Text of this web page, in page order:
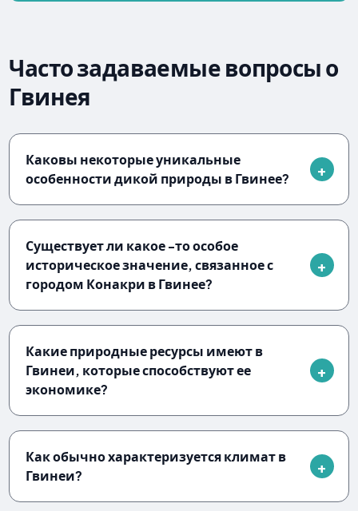
Часто задаваемые вопросы о
Гвинея
Каковы некоторые уникальные
особенности дикой природы в Гвинее?
Существует ли какое -то особое
историческое значение, связанное с
городом Конакри в Гвинее?
Какие природные ресурсы имеют в
Гвинеи, которые способствуют ее
экономике?
Как обычно характеризуется климат в
Гвинеи?